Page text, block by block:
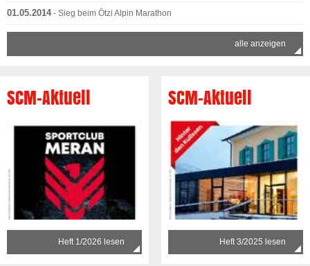
01.05.2014- Sieg beim Ötzi Alpin Marathon
alle anzeigen
SCM-Aktuell
Heft 1/2026 lesen
SCM-Aktuell
Heft 3/2025 lesen